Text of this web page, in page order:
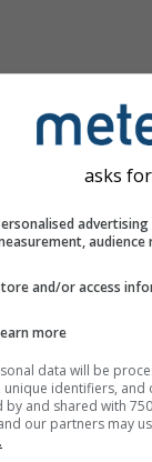
Your
site. We